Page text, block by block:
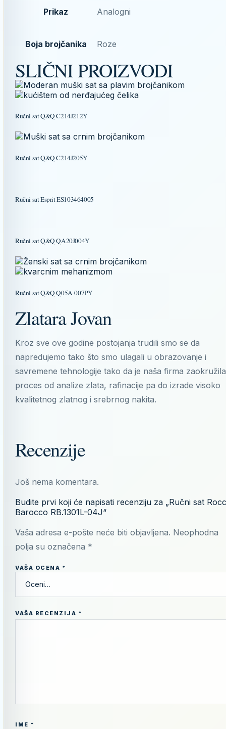
Prikaz Analogni
Boja brojčanika Roze
SLIČNI PROIZVODI
Ručni sat Q&Q C214J212Y
Ručni sat Q&Q C214J205Y
Ručni sat Esprit ES103464005
Ručni sat Q&Q QA20J004Y
Ručni sat Q&Q Q05A-007PY
Zlatara Jovan
Kroz sve ove godine postojanja trudili smo se da
napredujemo tako što smo ulagali u obrazovanje i
savremene tehnologije tako da je naša firma zaokružila
proces od analize zlata, rafinacije pa do izrade visoko
kvalitetnog zlatnog i srebrnog nakita.
Recenzije
Još nema komentara.
Budite prvi koji će napisati recenziju za „Ručni sat
Barocco RB.1301L-04J“
Vaša adresa e-pošte neće biti objavljena. Neophodna
polja su označena *
VAŠA OCENA *
VAŠA RECENZIJA *
IME *